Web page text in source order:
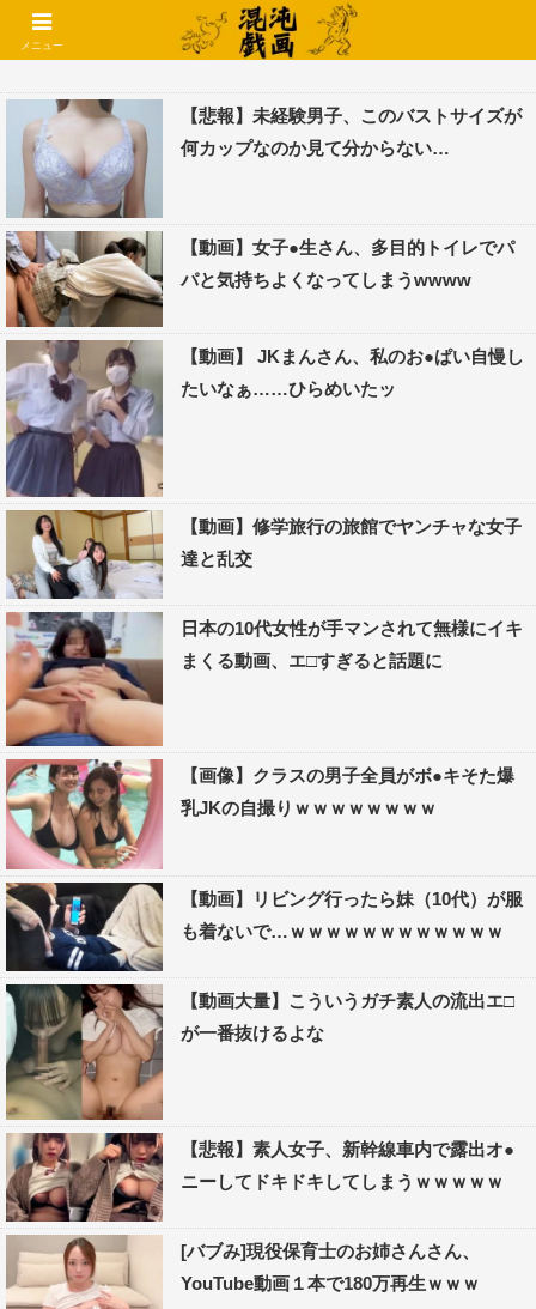
コメントでコテハン使えるようになりました🌱
【悲報】未経験男子、このバストサイズが
何カップなのか見て分からない…
【動画】女子●生さん、多目的トイレでパ
パと気持ちよくなってしまうwwww
【動画】 JKまんさん、私のお●ぱい自慢し
たいなぁ……ひらめいたッ
【動画】修学旅行の旅館でヤンチャな女子
達と乱交
日本の10代女性が手マンされて無様にイキ
まくる動画、エ□すぎると話題に
【画像】クラスの男子全員がボ●キそた爆
乳JKの自撮りｗｗｗｗｗｗｗｗ
【動画】リビング行ったら妹（10代）が服
も着ないで…ｗｗｗｗｗｗｗｗｗｗｗｗ
【動画大量】こういうガチ素人の流出エ□
が一番抜けるよな
【悲報】素人女子、新幹線車内で露出オ●
ニーしてドキドキしてしまうｗｗｗｗｗ
[バブみ]現役保育士のお姉さんさん、
YouTube動画１本で180万再生ｗｗｗ
メニュー